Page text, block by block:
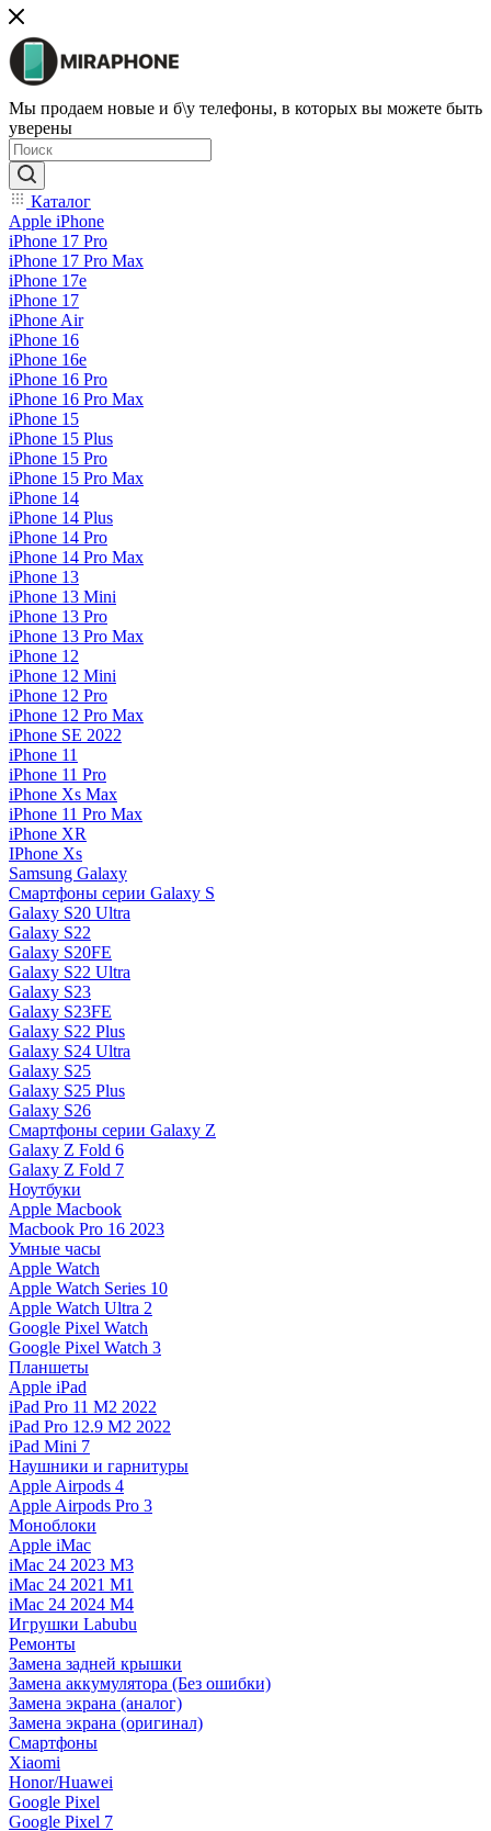
Мы продаем новые и б\у телефоны, в которых вы можете быть
уверены
Каталог
Apple iPhone
iPhone 17 Pro
iPhone 17 Pro Max
iPhone 17e
iPhone 17
iPhone Air
iPhone 16
iPhone 16e
iPhone 16 Pro
iPhone 16 Pro Max
iPhone 15
iPhone 15 Plus
iPhone 15 Pro
iPhone 15 Pro Max
iPhone 14
iPhone 14 Plus
iPhone 14 Pro
iPhone 14 Pro Max
iPhone 13
iPhone 13 Mini
iPhone 13 Pro
iPhone 13 Pro Max
iPhone 12
iPhone 12 Mini
iPhone 12 Pro
iPhone 12 Pro Max
iPhone SE 2022
iPhone 11
iPhone 11 Pro
iPhone Xs Max
iPhone 11 Pro Max
iPhone XR
IPhone Xs
Samsung Galaxy
Смартфоны серии Galaxy S
Galaxy S20 Ultra
Galaxy S22
Galaxy S20FE
Galaxy S22 Ultra
Galaxy S23
Galaxy S23FE
Galaxy S22 Plus
Galaxy S24 Ultra
Galaxy S25
Galaxy S25 Plus
Galaxy S26
Смартфоны серии Galaxy Z
Galaxy Z Fold 6
Galaxy Z Fold 7
Ноутбуки
Apple Macbook
Macbook Pro 16 2023
Умные часы
Apple Watch
Apple Watch Series 10
Apple Watch Ultra 2
Google Pixel Watch
Google Pixel Watch 3
Планшеты
Apple iPad
iPad Pro 11 M2 2022
iPad Pro 12.9 M2 2022
iPad Mini 7
Наушники и гарнитуры
Apple Airpods 4
Apple Airpods Pro 3
Моноблоки
Apple iMac
iMac 24 2023 M3
iMac 24 2021 M1
iMac 24 2024 M4
Игрушки Labubu
Ремонты
Замена задней крышки
Замена аккумулятора (Без ошибки)
Замена экрана (аналог)
Замена экрана (оригинал)
Смартфоны
Xiaomi
Honor/Huawei
Google Pixel
Google Pixel 7